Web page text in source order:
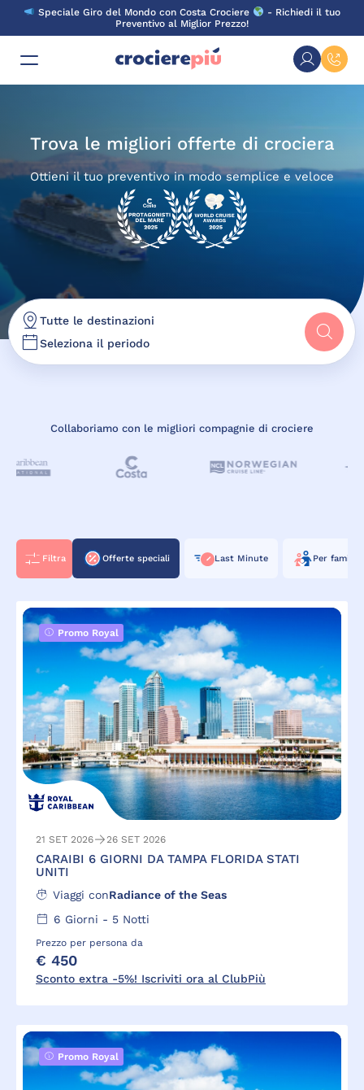
Skip
content
Speciale Giro del Mondo con Costa Crociere
- Richiedi il tuo
Preventivo al Miglior Prezzo!
Trova le migliori offerte di crociera
Ottieni il tuo preventivo in modo semplice e veloce
Tutte le destinazioni
Seleziona il periodo
Collaboriamo con le migliori compagnie di crociere
Offerte speciali Last Minute Per famiglie
Filtra
Promo Royal
21 SET 2026 26 SET 2026
CARAIBI 6 GIORNI DA TAMPA FLORIDA STATI
UNITI
Viaggi conRadiance of the Seas
6 Giorni - 5Notti
Prezzo per persona da
€ 450
Sconto extra -5%! Iscriviti ora al ClubPiù
Promo Royal